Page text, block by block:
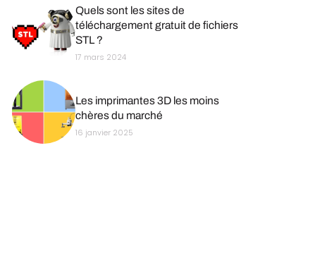
Quels sont les sites de
téléchargement gratuit de fichiers
STL ?
17 mars 2024
Les imprimantes 3D les moins
chères du marché
16 janvier 2025